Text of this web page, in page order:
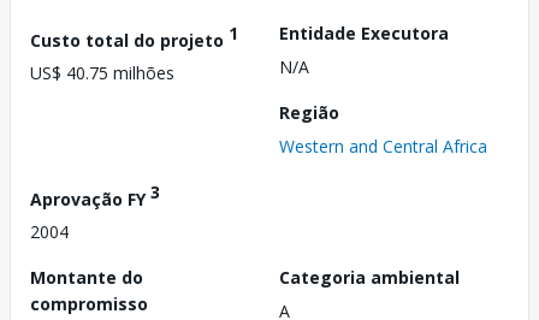
Custo total do projeto 1
US$ 40.75 milhões
Entidade Executora
N/A
Região
Western and Central Africa
Aprovação FY3
2004
Montante do
compromisso
Categoria ambiental
A